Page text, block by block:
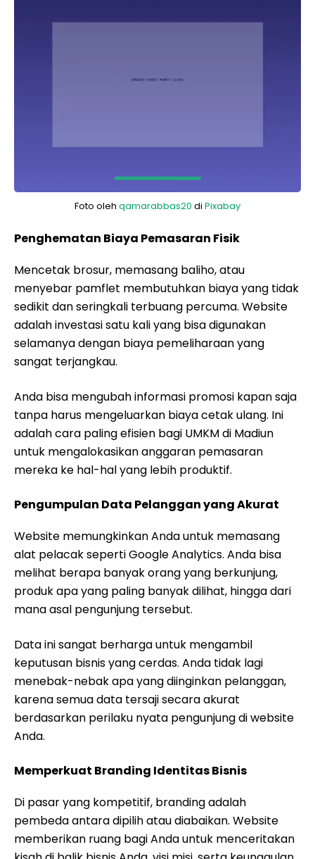
Foto oleh qamarabbas20 di Pixabay
Penghematan Biaya Pemasaran Fisik
Mencetak brosur, memasang baliho, atau
menyebar pamflet membutuhkan biaya yang tidak
sedikit dan seringkali terbuang percuma. Website
adalah investasi satu kali yang bisa digunakan
selamanya dengan biaya pemeliharaan yang
sangat terjangkau.
Anda bisa mengubah informasi promosi kapan saja
tanpa harus mengeluarkan biaya cetak ulang. Ini
adalah cara paling efisien bagi UMKM di Madiun
untuk mengalokasikan anggaran pemasaran
mereka ke hal-hal yang lebih produktif.
Pengumpulan Data Pelanggan yang Akurat
Website memungkinkan Anda untuk memasang
alat pelacak seperti Google Analytics. Anda bisa
melihat berapa banyak orang yang berkunjung,
produk apa yang paling banyak dilihat, hingga dari
mana asal pengunjung tersebut.
Data ini sangat berharga untuk mengambil
keputusan bisnis yang cerdas. Anda tidak lagi
menebak-nebak apa yang diinginkan pelanggan,
karena semua data tersaji secara akurat
berdasarkan perilaku nyata pengunjung di website
Anda.
Memperkuat Branding Identitas Bisnis
Di pasar yang kompetitif, branding adalah
pembeda antara dipilih atau diabaikan. Website
memberikan ruang bagi Anda untuk menceritakan